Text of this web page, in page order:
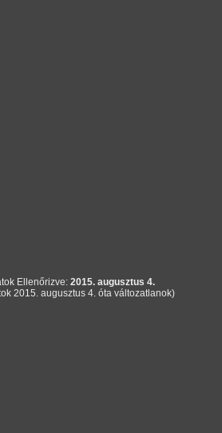
Ellenőrizve: 2015. augusztus 4.
2015. augusztus 4. óta változatlanok)